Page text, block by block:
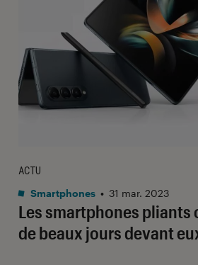
Les smartphones pliants
de beaux jours devant
ACTU
Smartphones • 31 mar. 2023